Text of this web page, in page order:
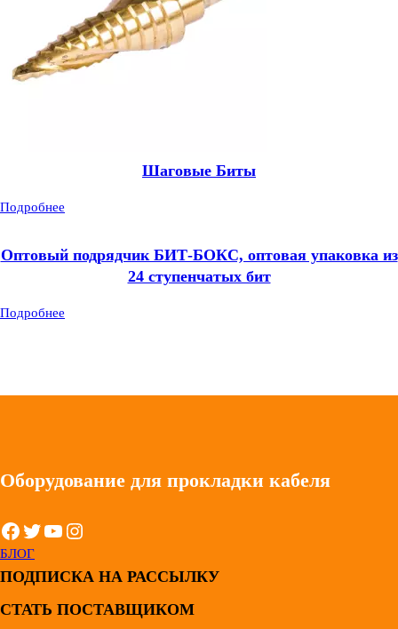
Шаговые Биты
Подробнее
Оптовый подрядчик БИТ-БОКС, оптовая упаковка из
24 ступенчатых бит
Подробнее
Оборудование для прокладки кабеля
Facebook Twitter YouTube Instagram
БЛОГ
ПОДПИСКА НА РАССЫЛКУ
СТАТЬ ПОСТАВЩИКОМ